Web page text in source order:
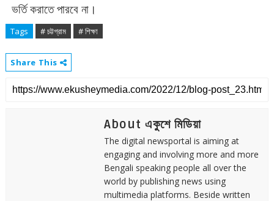
ভর্তি করাতে পারবে না।
Tags # চট্টগ্রাম # শিক্ষা
Share This
About একুশে মিডিয়া
The digital newsportal is aiming at
engaging and involving more and more
Bengali speaking people all over the
world by publishing news using
multimedia platforms. Beside written